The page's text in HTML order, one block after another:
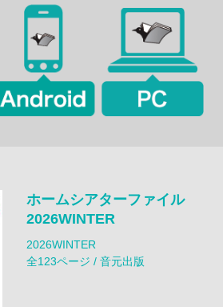
ホームシアターファイル
2026WINTER
2026WINTER
全123ページ / 音元出版